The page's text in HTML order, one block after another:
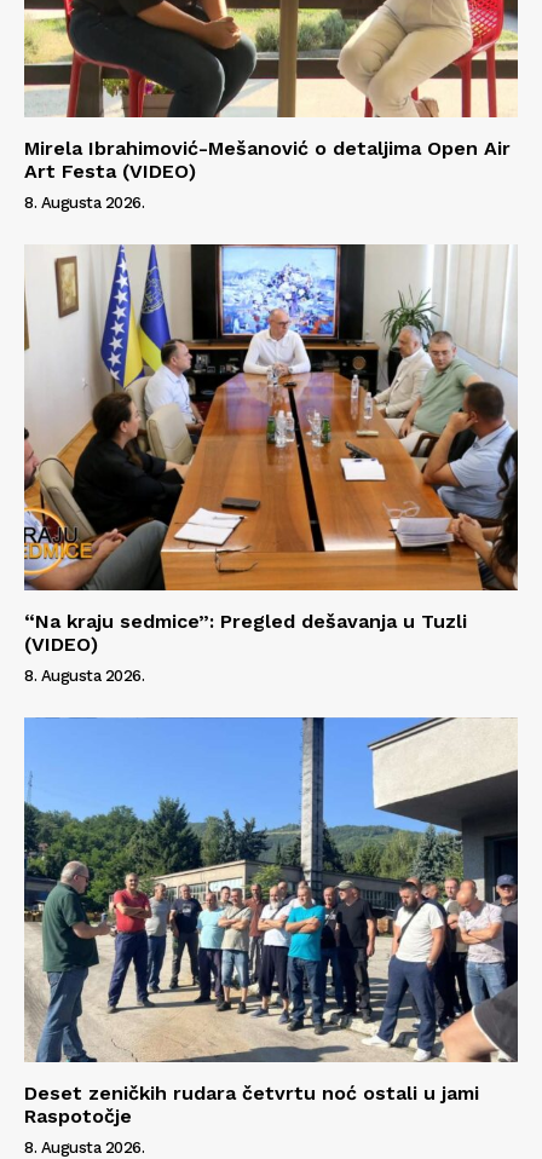
Mirela Ibrahimović-Mešanović o detaljima Open Air
Art Festa (VIDEO)
8. Augusta 2026.
“Na kraju sedmice”: Pregled dešavanja u Tuzli
(VIDEO)
8. Augusta 2026.
Deset zeničkih rudara četvrtu noć ostali u jami
Raspotočje
8. Augusta 2026.